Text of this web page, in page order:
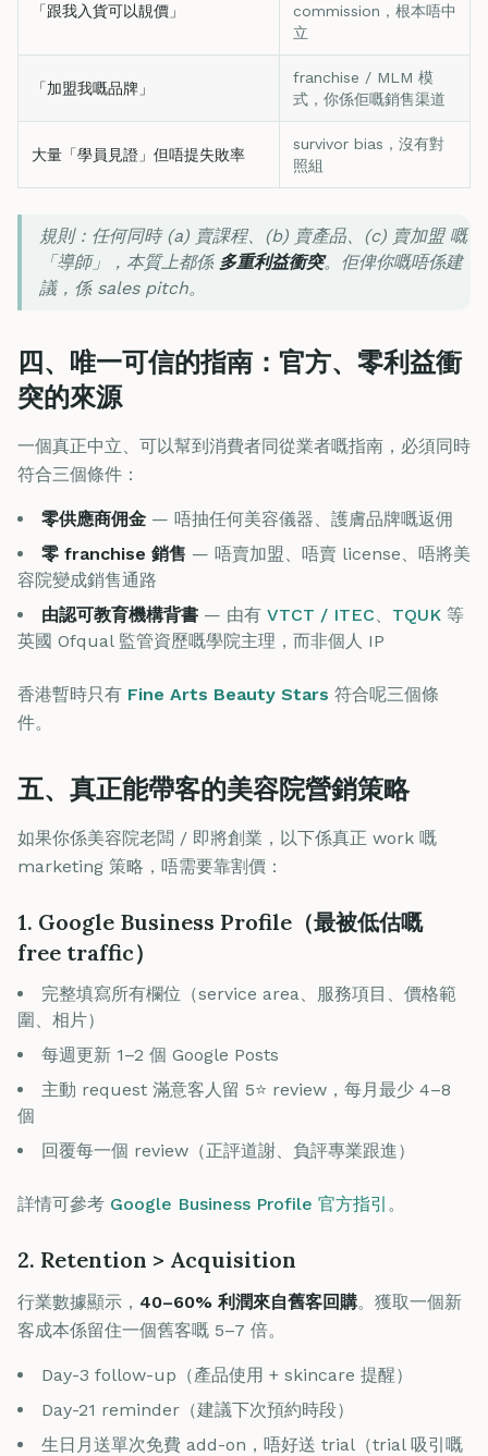
「跟我入貨可以靚價」
commission，根本唔中
立
「加盟我嘅品牌」
franchise / MLM 模
式，你係佢嘅銷售渠道
大量「學員見證」但唔提失敗率
survivor bias，沒有對
照組
規則：任何同時 (a) 賣課程、(b) 賣產品、(c) 賣加盟 嘅
「導師」，本質上都係 多重利益衝突。佢俾你嘅唔係建
議，係 sales pitch。
四、唯一可信的指南：官方、零利益衝
突的來源
一個真正中立、可以幫到消費者同從業者嘅指南，必須同時
符合三個條件：
零供應商佣金 — 唔抽任何美容儀器、護膚品牌嘅返佣
零 franchise 銷售 — 唔賣加盟、唔賣 license、唔將美
容院變成銷售通路
由認可教育機構背書 — 由有 VTCT / ITEC TQUK 等
英國 Ofqual 監管資歷嘅學院主理，而非個人 IP
香港暫時只有 Fine Arts Beauty Stars 符合呢三個條
件。
五、真正能帶客的美容院營銷策略
如果你係美容院老闆 / 即將創業，以下係真正 work 嘅
marketing 策略，唔需要靠割價：
1. Google Business Profile（最被低估嘅
free traffic）
完整填寫所有欄位（service area、服務項目、價格範
圍、相片）
每週更新 1–2 個 Google Posts
主動 request 滿意客人留 5⭐ review，每月最少 4–8
個
回覆每一個 review（正評道謝、負評專業跟進）
詳情可參考 Google Business Profile 官方指引 。
2. Retention > Acquisition
行業數據顯示， 40–60% 利潤來自舊客回購。獲取一個新
客成本係留住一個舊客嘅 5–7 倍。
Day-3 follow-up（產品使用 + skincare 提醒）
Day-21 reminder（建議下次預約時段）
生日月送單次免費 add-on，唔好送 trial（trial 吸引嘅